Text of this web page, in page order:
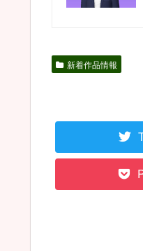
新着作品情報